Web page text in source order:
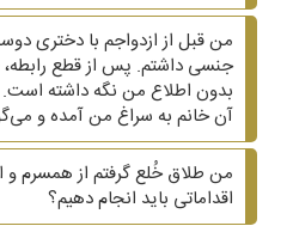
من قبل از ازدواجم با دختری
جنسی داشتم. پس از قطع رابطه،
بدون اطلاع من نگه داشته است.
آن خانم به سراغ من آمده و
من طلاق خُلع گرفتم از همسرم و
اقداماتی باید انجام دهیم؟